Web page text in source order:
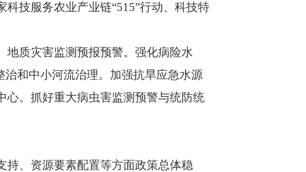
技服务农业产业链“515”行动、科技特
质灾害监测预报预警。强化病险水
和中小河流治理。加强抗旱应急水源
心。抓好重大病虫害监测预警与统防统
、资源要素配置等方面政策总体稳